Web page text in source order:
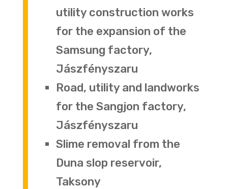
utility construction works
for the expansion of the
Samsung factory,
Jászfényszaru
Road, utility and landworks
for the Sangjon factory,
Jászfényszaru
Slime removal from the
Duna slop reservoir,
Taksony